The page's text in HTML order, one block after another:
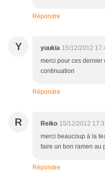
Répondre
Y yuukia 15/12/2012
merci pour ces dernier
continuation
Répondre
R Reiko 15/12/2012
merci beaucoup à la
faire un bon ramen au
Répondre